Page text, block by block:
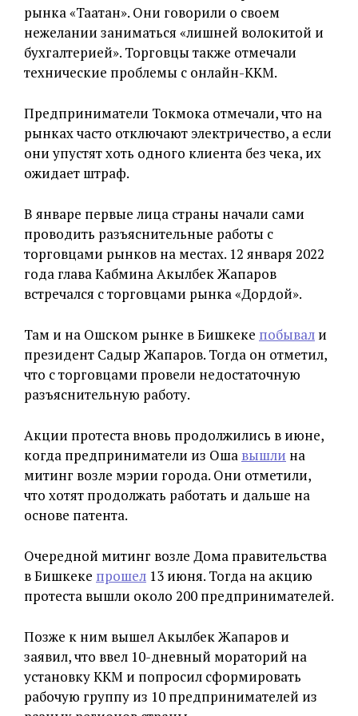
рынка «Таатан». Они говорили о своем
нежелании заниматься «лишней волокитой и
бухгалтерией». Торговцы также отмечали
технические проблемы с онлайн-ККМ.
Предприниматели Токмока отмечали, что на
рынках часто отключают электричество, а если
они упустят хоть одного клиента без чека, их
ожидает штраф.
В январе первые лица страны начали сами
проводить разъяснительные работы с
торговцами рынков на местах. 12 января 2022
года глава Кабмина Акылбек Жапаров
встречался с торговцами рынка «Дордой».
Там и на Ошском рынке в Бишкеке побывал и
президент Садыр Жапаров. Тогда он отметил,
что с торговцами провели недостаточную
разъяснительную работу.
Акции протеста вновь продолжились в июне,
когда предприниматели из Оша вышли на
митинг возле мэрии города. Они отметили,
что хотят продолжать работать и дальше на
основе патента.
Очередной митинг возле Дома правительства
в Бишкеке прошел 13 июня. Тогда на акцию
протеста вышли около 200 предпринимателей.
Позже к ним вышел Акылбек Жапаров и
заявил, что ввел 10-дневный мораторий на
установку ККМ и попросил сформировать
рабочую группу из 10 предпринимателей из